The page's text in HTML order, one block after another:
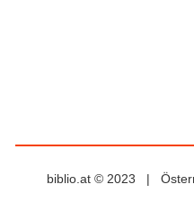
biblio.at © 2023 |